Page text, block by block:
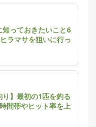
っておきたいこと6
ラマサを狙いに行っ
り】最初の1匹を釣る
間帯やヒット率を上